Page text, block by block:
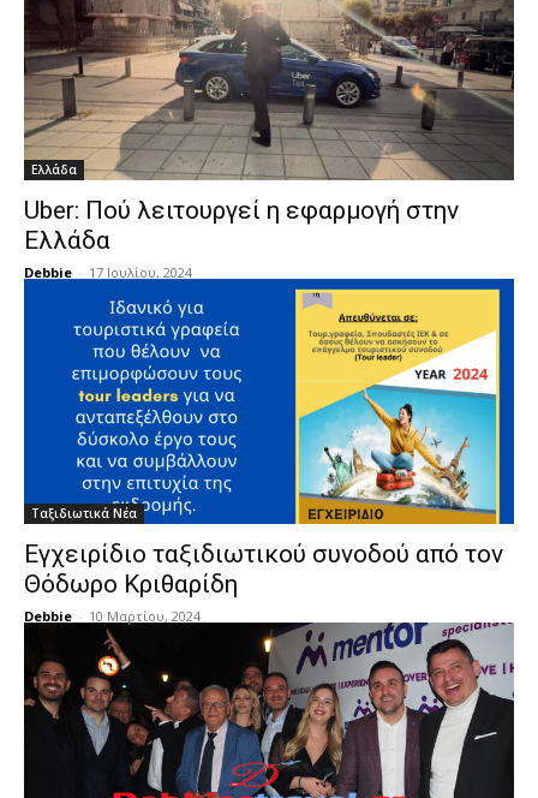
Ελλάδα
Uber: Πού λειτουργεί η εφαρμογή στην
Ελλάδα
Debbie - 17 Ιουλίου, 2024
Ταξιδιωτικά Νέα
Εγχειρίδιο ταξιδιωτικού συνοδού από τον
Θόδωρο Κριθαρίδη
Debbie - 10 Μαρτίου, 2024